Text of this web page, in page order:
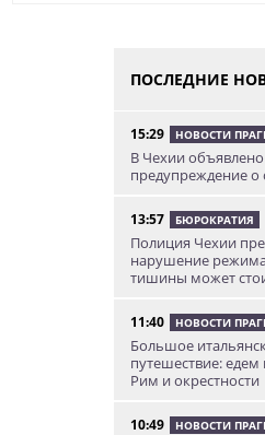
ПОСЛЕДНИЕ
15:29 НОВОСТИ
В Чехии
предупреждение
13:57 БЮРОКРАТИЯ
Полиция Чехии
нарушение
тишины может
11:40 НОВОСТИ
Большое
путешествие: едем
Рим и окрестности
10:49 НОВОСТИ